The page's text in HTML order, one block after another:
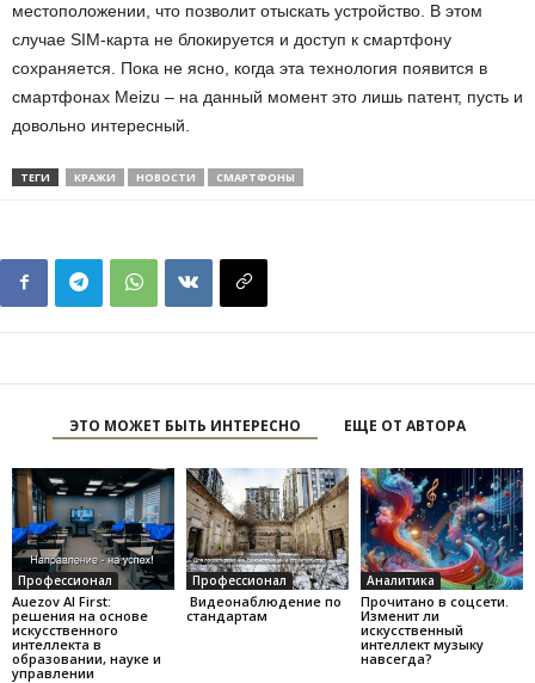
местоположении, что позволит отыскать устройство. В этом
случае SIM-карта не блокируется и доступ к смартфону
сохраняется. Пока не ясно, когда эта технология появится в
смартфонах Meizu – на данный момент это лишь патент, пусть и
довольно интересный.
ТЕГИ КРАЖИ НОВОСТИ СМАРТФОНЫ
ЭТО МОЖЕТ БЫТЬ ИНТЕРЕСНО ЕЩЕ ОТ АВТОРА
Профессионал
Auezov AI First:
решения на основе
искусственного
интеллекта в
образовании, науке и
управлении
Профессионал
Видеонаблюдение по
стандартам
Аналитика
Прочитано в соцсети.
Изменит ли
искусственный
интеллект музыку
навсегда?